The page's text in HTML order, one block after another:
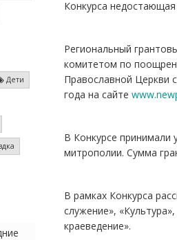
Дети
Конкурса
Региональный
комитетом по
Православной Церкви
года на сайте
В Конкурсе принимали
митрополии. Сумма
В рамках Конкурса
служение»,
краеведение».